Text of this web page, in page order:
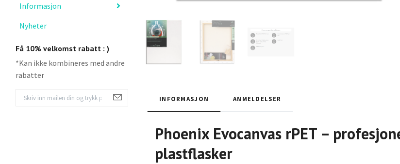
Informasjon
Nyheter
Få 10% velkomst rabatt : )
*Kan ikke kombineres med andre
rabatter
INFORMASJON ANMELDELSER
Phoenix Evocanvas rPET –
plastflasker